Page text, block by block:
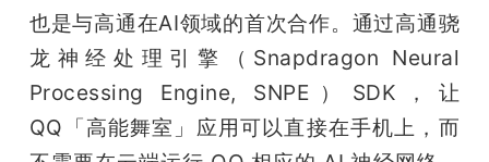
也是与高通在AI领域的首次合作。通过高通骁
龙神经处理引擎（Snapdragon Neural
Processing Engine, SNPE）SDK，让
QQ「高能舞室」应用可以直接在手机上，而